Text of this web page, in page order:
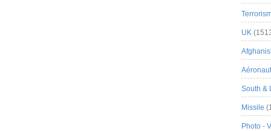
UK
South &
Missile
Photo -